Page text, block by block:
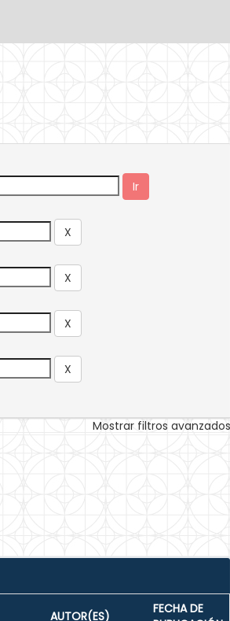
Mostrar filtros avanzados
AUTOR(ES)
FECHA DE